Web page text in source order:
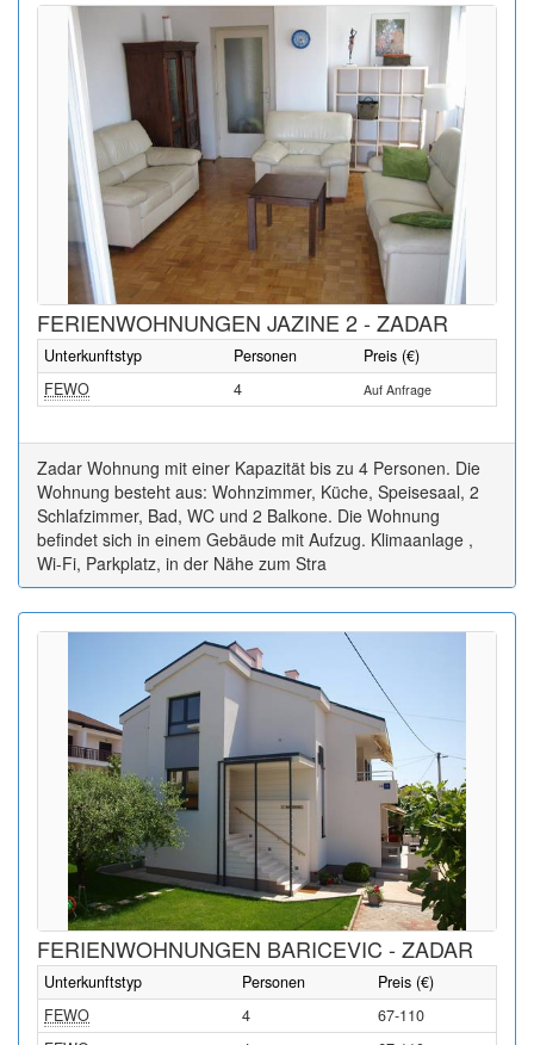
FERIENWOHNUNGEN JAZINE 2 - ZADAR
Unterkunftstyp Personen
Preis (€)
FEWO
4 Auf Anfrage
Zadar Wohnung mit einer Kapazität bis zu 4 Personen. Die
Wohnung besteht aus: Wohnzimmer, Küche, Speisesaal, 2
Schlafzimmer, Bad, WC und 2 Balkone. Die Wohnung
befindet sich in einem Gebäude mit Aufzug. Klimaanlage ,
Wi-Fi, Parkplatz, in der Nähe zum Stra
FERIENWOHNUNGEN BARICEVIC - ZADAR
Unterkunftstyp Personen
Preis (€)
FEWO
4
67-110